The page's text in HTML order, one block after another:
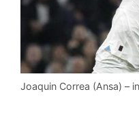
Joaquin Correa (Ansa) –